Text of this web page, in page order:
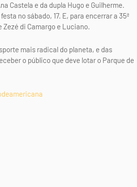
Castela e da dupla Hugo e Guilherme.
no sábado, 17. E, para encerrar a 35ª
di Camargo e Luciano.
mais radical do planeta, e das
o público que deve lotar o Parque de